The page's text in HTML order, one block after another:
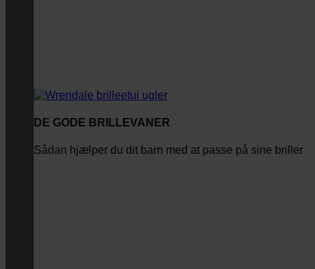
DE GODE BRILLEVANER
Sådan hjælper du dit barn med at passe på sine briller